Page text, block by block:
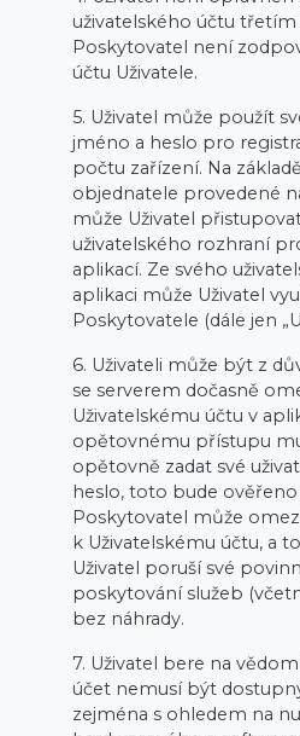
uživatelského účtu
Poskytovatel není
účtu Uživatele.
5. Uživatel může použít
jméno a heslo pro
počtu zařízení. Na
objednatele provedené
může Uživatel
uživatelského rozhraní
aplikací. Ze svého
aplikaci může Uživatel
Poskytovatele (dále jen
6. Uživateli může být z
se serverem dočasně
Uživatelskému účtu v
opětovnému přístupu
opětovně zadat své
heslo, toto bude ověřeno
Poskytovatel může
k Uživatelskému účtu, a
Uživatel poruší své
poskytování služeb
bez náhrady.
7. Uživatel bere na
účet nemusí být
zejména s ohledem na